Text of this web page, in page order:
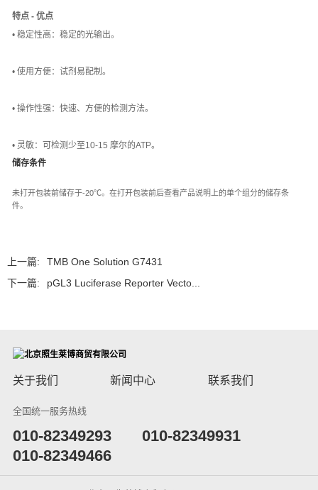
特点 - 优点
• 稳定性高：稳定的光输出。
• 使用方便：试剂易配制。
• 操作性强：快速、方便的检测方法。
• 灵敏：可检测少至10-15 摩尔的ATP。
储存条件
未打开包装前储存于-20℃。在打开包装前后查看产品说明上的单个组分的储存条
件。
上一篇:
TMB One Solution G7431
下一篇:
pGL3 Luciferase Reporter Vecto...
关于我们 新闻中心 联系我们
全国统一服务热线
​010-82349293
010-82349931
010-82349466